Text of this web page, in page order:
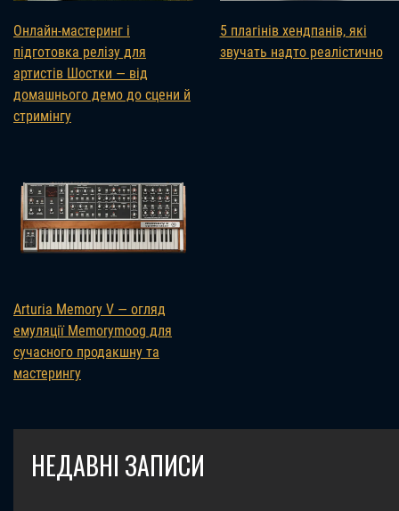
Онлайн-мастеринг і
підготовка релізу для
артистів Шостки — від
домашнього демо до сцени й
стримінгу
5 плагінів хендпанів, які
звучать надто реалістично
Arturia Memory V — огляд
емуляції Memorymoog для
сучасного продакшну та
мастерингу
НЕДАВНІ ЗАПИСИ